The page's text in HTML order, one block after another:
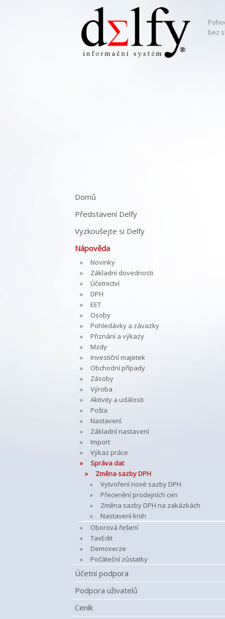
bez
Domů
Představení Delfy
Vyzkoušejte si Delfy
Nápověda
Novinky
Základní dovednosti
Účetnictví
DPH
EET
Osoby
Pohledávky a závazky
Přiznání a výkazy
Mzdy
Investiční majetek
Obchodní případy
Zásoby
Výroba
Aktivity a události
Pošta
Nastavení
Základní nastavení
Import
Výkaz práce
Správa dat
Změna sazby DPH
Vytvoření nové sazby DPH
Přecenění prodejních cen
Změna sazby DPH na zakázkách
Nastavení knih
Oborová řešení
TaxEdit
Demoverze
Počáteční zůstatky
Účetní podpora
Podpora uživatelů
Ceník